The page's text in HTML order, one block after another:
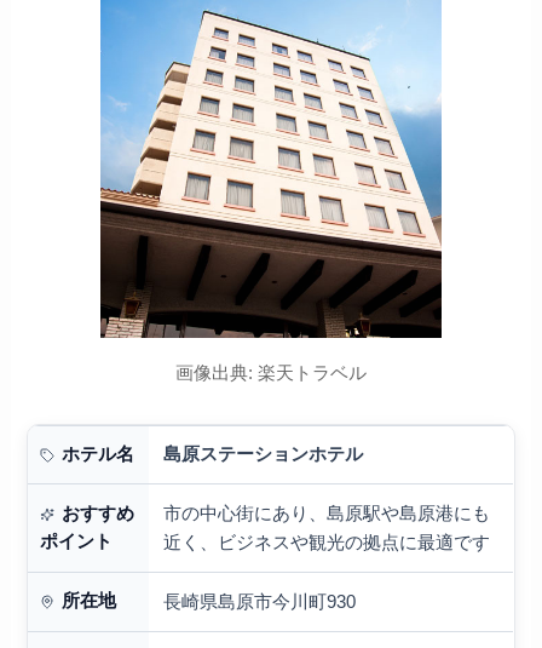
画像出典: 楽天トラベル
ホテル名 島原ステーションホテル
おすすめ
ポイント
市の中心街にあり、島原駅や島原港にも
近く、ビジネスや観光の拠点に最適です
所在地 長崎県島原市今川町930